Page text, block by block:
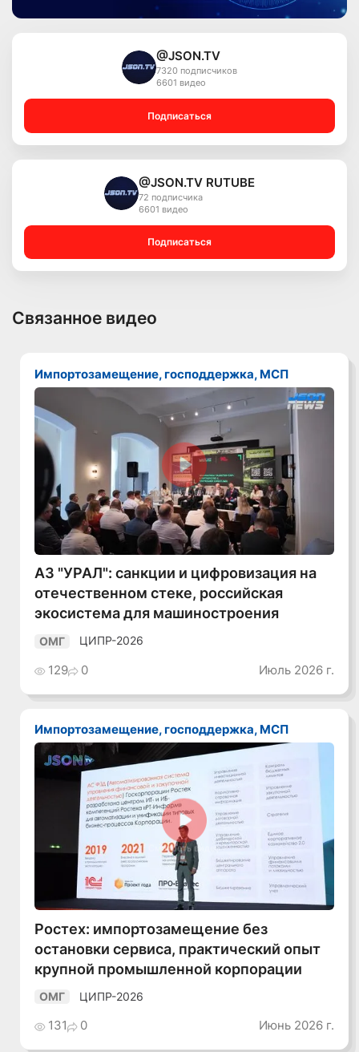
@JSON.TV
7320 подписчиков
6601 видео
Подписаться
@JSON.TV RUTUBE
72 подписчика
6601 видео
Подписаться
Связанное видео
Импортозамещение, господдержка, МСП
Смотреть видео
АЗ "УРАЛ": санкции и цифровизация на
отечественном стеке, российская
экосистема для машиностроения
ОМГ ЦИПР-2026
129 0 Июль 2026 г.
Импортозамещение, господдержка, МСП
Смотреть видео
Ростех: импортозамещение без
остановки сервиса, практический опыт
крупной промышленной корпорации
ОМГ ЦИПР-2026
131 0 Июнь 2026 г.